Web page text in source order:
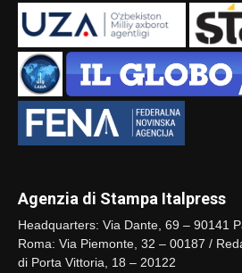
Agenzia di Stampa Italpress
Headquarters: Via Dante, 69 – 90141
Roma: Via Piemonte, 32 – 00187 /
di Porta Vittoria, 18 – 20122